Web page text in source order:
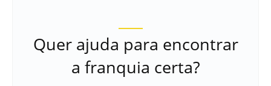
Quer ajuda para encontrar
a franquia certa?